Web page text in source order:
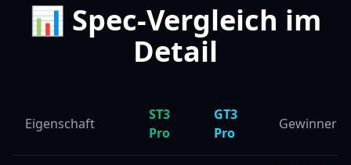
📊 Spec-Vergleich im
Detail
Eigenschaft
ST3
Pro
GT3
Pro
Gewinner